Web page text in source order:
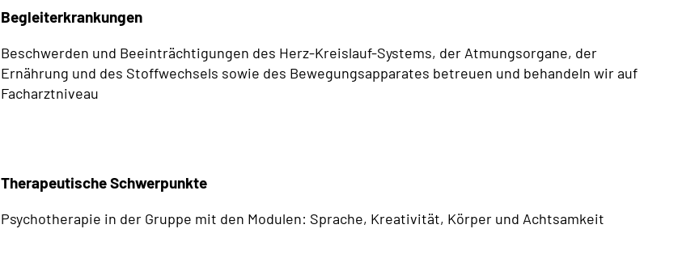
Begleiterkrankungen
Beschwerden und Beeinträchtigungen des Herz-Kreislauf-Systems, der Atmungsorgane, der
Ernährung und des Stoffwechsels sowie des Bewegungsapparates betreuen und behandeln wir auf
Facharztniveau
Therapeutische Schwerpunkte
Psychotherapie in der Gruppe mit den Modulen: Sprache, Kreativität, Körper und Achtsamkeit